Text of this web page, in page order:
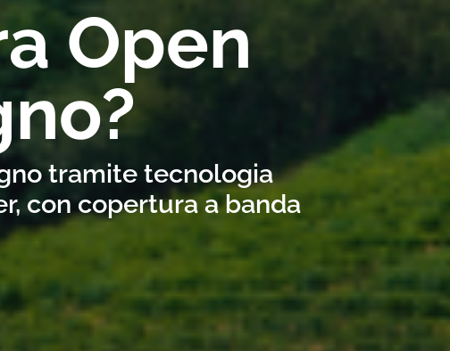
Open
tramite tecnologia
con copertura a banda